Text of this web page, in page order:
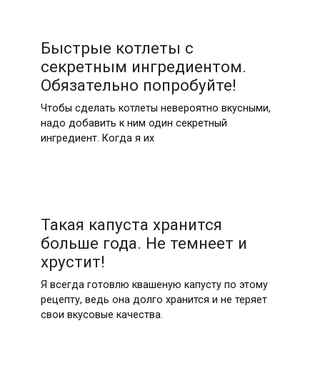
Быстрые котлеты с
секретным ингредиентом.
Обязательно попробуйте!
Чтобы сделать котлеты невероятно вкусными,
надо добавить к ним один секретный
ингредиент. Когда я их
Такая капуста хранится
больше года. Не темнеет и
хрустит!
Я всегда готовлю квашеную капусту по этому
рецепту, ведь она долго хранится и не теряет
свои вкусовые качества.